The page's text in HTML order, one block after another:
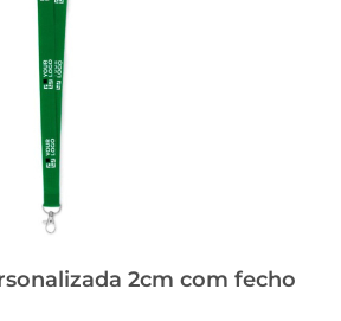
2cm com fecho